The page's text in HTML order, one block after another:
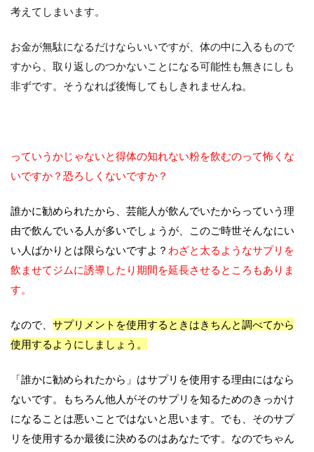
考えてしまいます。
お金が無駄になるだけならいいですが、体の中に入るもので
すから、取り返しのつかないことになる可能性も無きにしも
非ずです。そうなれば後悔してもしきれませんね。
っていうかじゃないと得体の知れない粉を飲むのって怖くな
いですか？恐ろしくないですか？
誰かに勧められたから、芸能人が飲んでいたからっていう理
由で飲んでいる人が多いでしょうが、このご時世そんなにい
い人ばかりとは限らないですよ？ わざと太るようなサプリを
飲ませてジムに誘導したり期間を延長させるところもありま
す。
なので、 サプリメントを使用するときはきちんと調べてから
使用するようにしましょう。
「誰かに勧められたから」はサプリを使用する理由にはなら
ないです。もちろん他人がそのサプリを知るためのきっかけ
になることは悪いことではないと思います。でも、そのサプ
リを使用するか最後に決めるのはあなたです。なのでちゃん